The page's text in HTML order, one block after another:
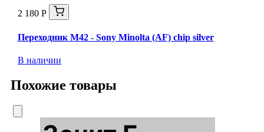
2 180 Р
Переходник M42 - Sony Minolta (AF) chip silver
В наличии
Похожие товары